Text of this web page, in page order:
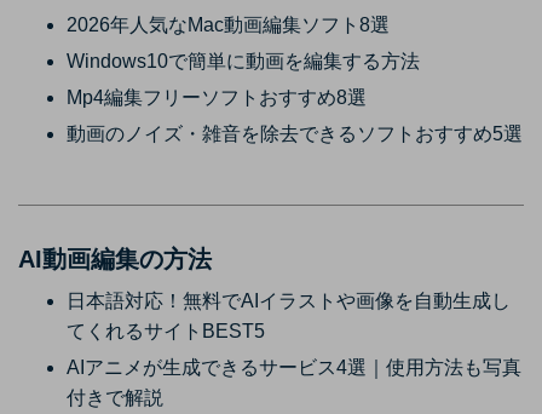
2026年人気なMac動画編集ソフト8選
Windows10で簡単に動画を編集する方法
Mp4編集フリーソフトおすすめ8選
動画のノイズ・雑音を除去できるソフトおすすめ5選
AI動画編集の方法
日本語対応！無料でAIイラストや画像を自動生成し
てくれるサイトBEST5
AIアニメが生成できるサービス4選｜使用方法も写真
付きで解説